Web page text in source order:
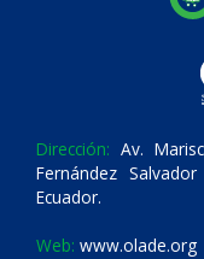
Dirección: Av.
Fernández
Ecuador.
Web: www.olade.org